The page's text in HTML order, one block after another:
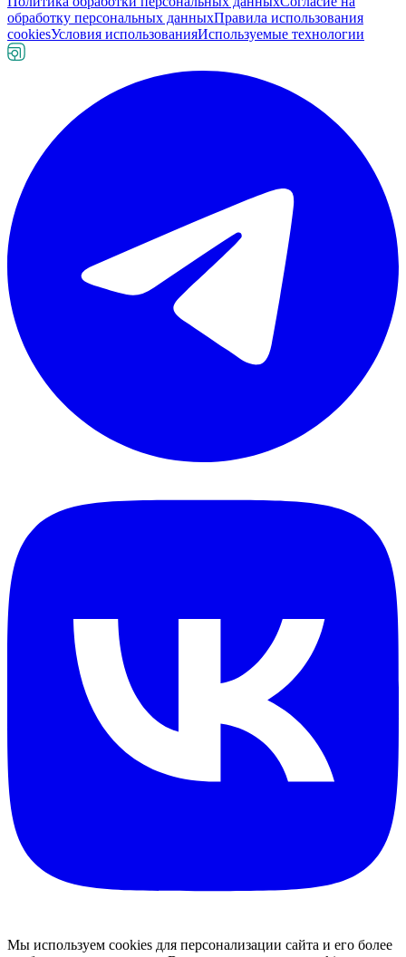
обработку персональных данныхПравила использования
cookiesУсловия использованияИспользуемые технологии
Мы используем cookies для персонализации сайта и его более